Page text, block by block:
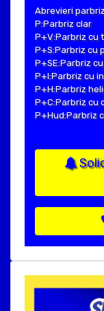
Abrevieri
P:Parbriz clar
P+V:Parbriz cu
P+S:Parbriz cu
P+SE:Parbriz
P+I:Parbriz cu
P+H:Parbriz
P+C:Parbriz cu
P+Hud:Parbriz